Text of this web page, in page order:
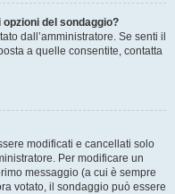
del sondaggio?
dall’amministratore. Se senti il
a quelle consentite, contatta
modificati e cancellati solo
Per modificare un
messaggio (a cui è sempre
votato, il sondaggio può essere